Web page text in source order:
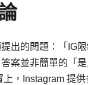
出的問題：「IG
案並非簡單的「
上，Instagram 提